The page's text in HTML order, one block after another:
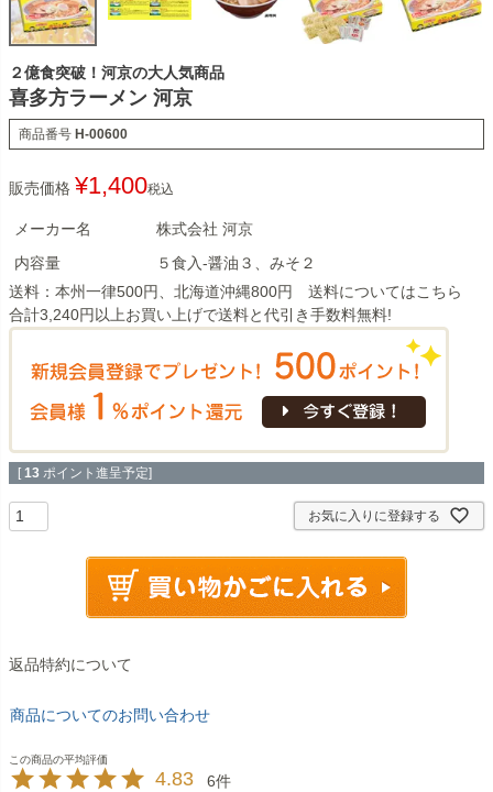
２億食突破！河京の大人気商品
喜多方ラーメン 河京
商品番号 H-00600
販売価格 ¥1,400税込
メーカー名
株式会社 河京
内容量
５食入-醤油３、みそ２
送料：本州一律500円、北海道沖縄800円 送料についてはこちら
合計3,240円以上お買い上げで送料と代引き手数料無料!
[ 13 ポイント進呈予定]
お気に入りに登録する
返品特約について
商品についてのお問い合わせ
4.83 6